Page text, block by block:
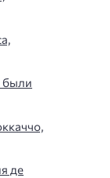
были
де